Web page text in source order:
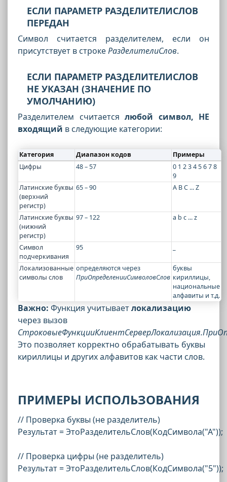
ЕСЛИ ПАРАМЕТР РАЗДЕЛИТЕЛИСЛОВ
ПЕРЕДАН
Символ считается разделителем, если он
присутствует в строкеРазделителиСлов.
ЕСЛИ ПАРАМЕТР РАЗДЕЛИТЕЛИСЛОВ
НЕ УКАЗАН (ЗНАЧЕНИЕ ПО
УМОЛЧАНИЮ)
Разделителем считается любой символ, НЕ
входящий в следующие категории:
Категория Диапазон кодов
Примеры
Цифры
48 – 57
0 1 2 3 4 5 6 7 8
9
Латинские буквы
(верхний
регистр)
65 – 90 A B C ... Z
Латинские буквы
(нижний
регистр)
97 – 122 a b c ... z
Символ
подчеркивания
95
Локализованные
символы слов
определяются через
ПриОпределенииСимволовСлов
буквы
кириллицы,
национальные
алфавиты и т.д.
Важно: Функция учитываетлокализацию
через вызов
Это позволяет корректно обрабатывать буквы
кириллицы и других алфавитов как части слов.
ПРИМЕРЫ ИСПОЛЬЗОВАНИЯ
// Проверка буквы (не разделитель)
Результат =
// Проверка цифры (не разделитель)
Результат =